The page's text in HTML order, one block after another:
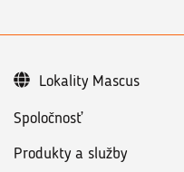
Spoločnosť
Produkty a služby
Lokality Mascus